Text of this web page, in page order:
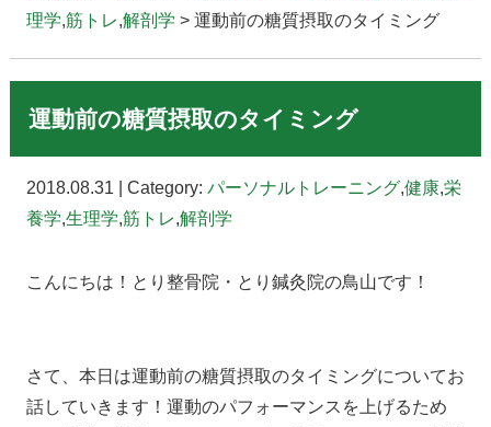
理学,筋トレ,解剖学 > 運動前の糖質摂取のタイミング
運動前の糖質摂取のタイミング
2018.08.31 | Category: パーソナルトレーニング,健康,栄
養学,生理学,筋トレ,解剖学
こんにちは！とり整骨院・とり鍼灸院の鳥山です！
さて、本日は運動前の糖質摂取のタイミングについてお
話していきます！運動のパフォーマンスを上げるため